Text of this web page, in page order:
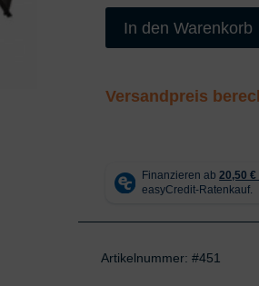
Basic-
Line
In den Warenkorb
Versandpreis
Artikelnummer:#451